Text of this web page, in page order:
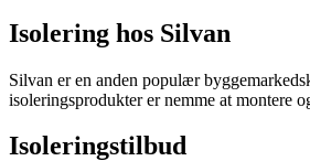
Isolering hos Silvan
Silvan er en anden populær
isoleringsprodukter er nemme at montere
Isoleringstilbud